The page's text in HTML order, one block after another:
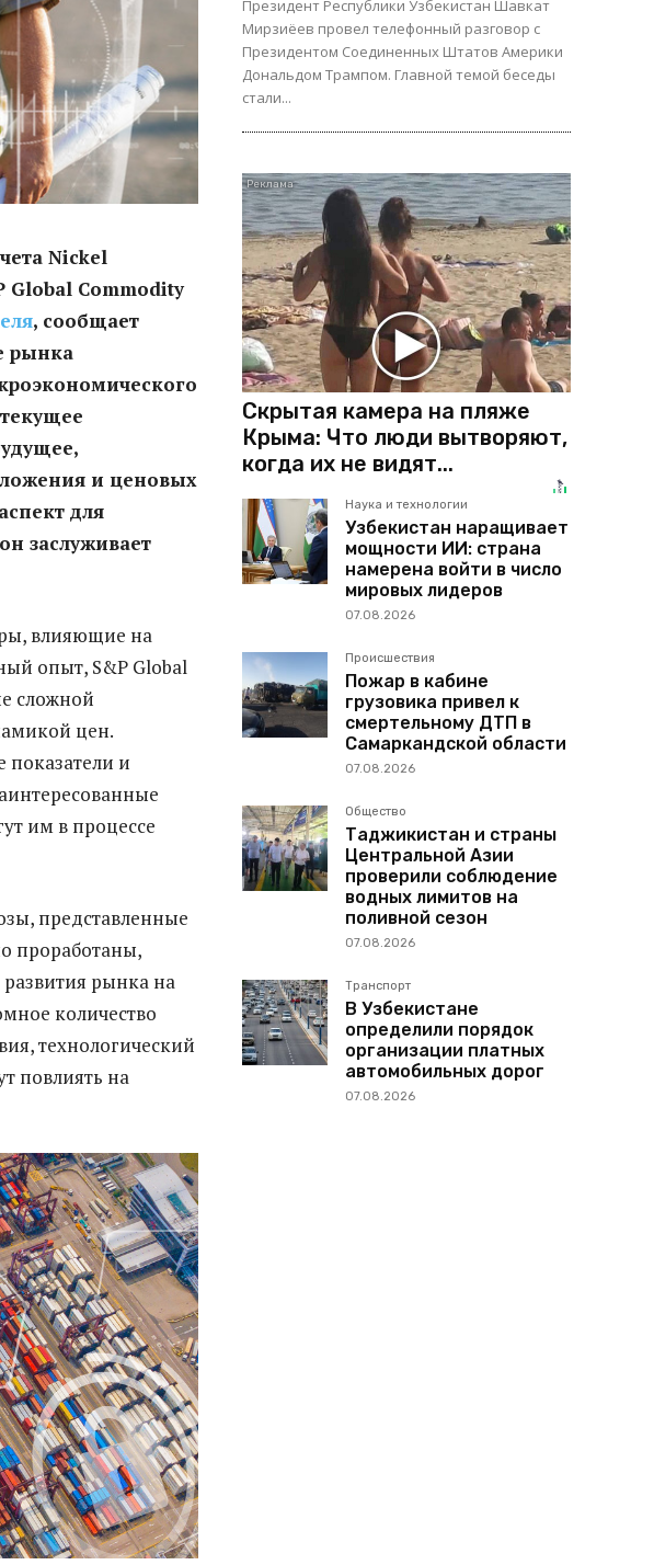
Nickel
Global Commodity
, сообщает
рынка
и ценовых
для
заслуживает
влияющие на
опыт, S&P Global
сложной
цен.
показатели и
им в процессе
представленные
проработаны,
развития рынка на
количество
технологический
повлиять на
Президент Республики Узбекистан Шавкат
Мирзиёев провел телефонный разговор с
Президентом Соединенных Штатов Америки
Дональдом Трампом. Главной темой беседы
стали...
Скрытая камера на пляже
Крыма: Что люди вытворяют,
когда их не видят...
Наука и технологии
Узбекистан наращивает
мощности ИИ: страна
намерена войти в число
мировых лидеров
07.08.2026
Происшествия
Пожар в кабине
грузовика привел к
смертельному ДТП в
Самаркандской области
07.08.2026
Общество
Таджикистан и страны
Центральной Азии
проверили соблюдение
водных лимитов на
поливной сезон
07.08.2026
Транспорт
В Узбекистане
определили порядок
организации платных
автомобильных дорог
07.08.2026